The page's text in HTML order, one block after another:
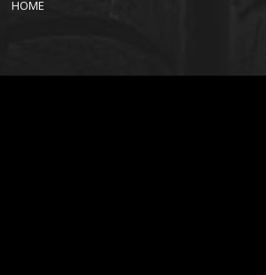
HOME